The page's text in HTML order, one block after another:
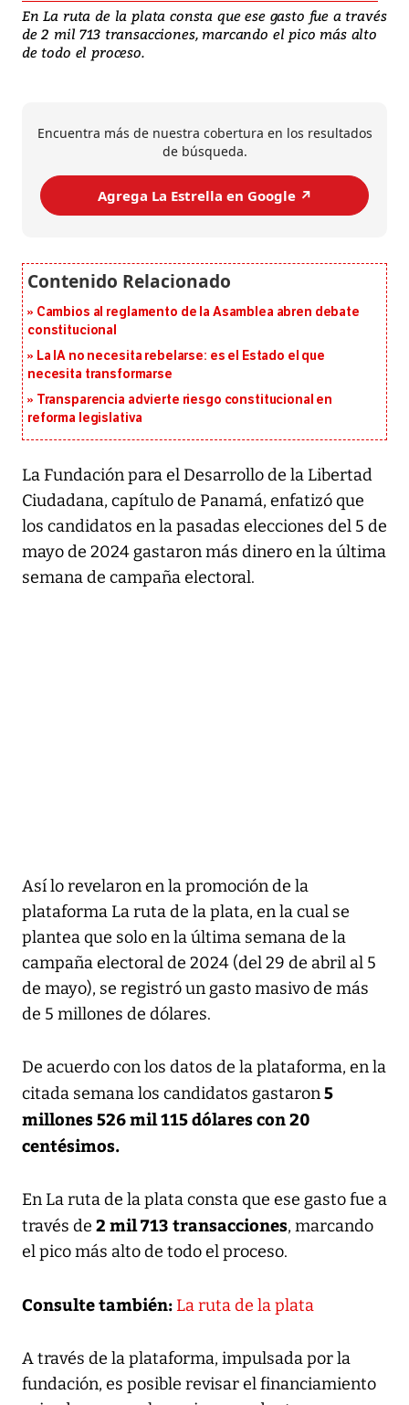
En La ruta de la plata consta que ese gasto fue a través
de 2 mil 713 transacciones, marcando el pico más alto
de todo el proceso.
Encuentra más de nuestra cobertura en los resultados
de búsqueda.
Agrega La Estrella en Google ↗️
Cambios al reglamento de la Asamblea abren debate
constitucional
La IA no necesita rebelarse: es el Estado el que
necesita transformarse
Transparencia advierte riesgo constitucional en
reforma legislativa
La Fundación para el Desarrollo de la Libertad
Ciudadana, capítulo de Panamá, enfatizó que
los candidatos en la pasadas elecciones del 5 de
mayo de 2024 gastaron más dinero en la última
semana de campaña electoral.
Así lo revelaron en la promoción de la
plataforma La ruta de la plata, en la cual se
plantea que solo en la última semana de la
campaña electoral de 2024 (del 29 de abril al 5
de mayo), se registró un gasto masivo de más
de 5 millones de dólares.
De acuerdo con los datos de la plataforma, en la
citada semana los candidatos gastaron5
millones 526 mil 115 dólares con 20
centésimos.
En La ruta de la plata consta que ese gasto fue a
través de 2 mil 713 transacciones, marcando
el pico más alto de todo el proceso.
Consulte también:La ruta de la plata
A través de la plataforma, impulsada por la
fundación, es posible revisar el financiamiento